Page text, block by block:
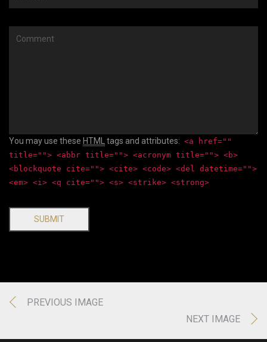
You may use these HTML tags and attributes: <a href=""
title=""> <abbr title=""> <acronym title=""> <b>
<blockquote cite=""> <cite> <code> <del datetime="">
<em> <i> <q cite=""> <s> <strike> <strong>
SUBMIT
PREVIOUS IMAGE
NEXT IMAGE